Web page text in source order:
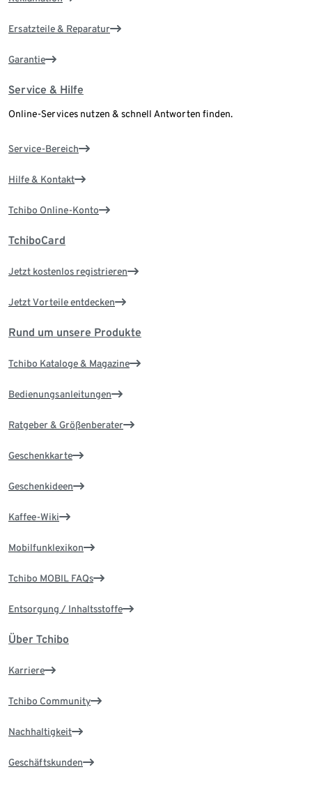
Ersatzteile & Reparatur
Garantie
Service & Hilfe
Online-Services nutzen & schnell Antworten finden.
Service-Bereich
Hilfe & Kontakt
Tchibo Online-Konto
TchiboCard
Jetzt kostenlos registrieren
Jetzt Vorteile entdecken
Rund um unsere Produkte
Tchibo Kataloge & Magazine
Bedienungsanleitungen
Ratgeber & Größenberater
Geschenkkarte
Geschenkideen
Kaffee-Wiki
Mobilfunklexikon
Tchibo MOBIL FAQs
Entsorgung / Inhaltsstoffe
Über Tchibo
Karriere
Tchibo Community
Nachhaltigkeit
Geschäftskunden